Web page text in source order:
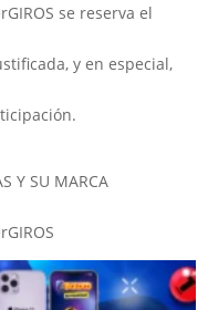
se reserva el
y en especial,
Y SU MARCA